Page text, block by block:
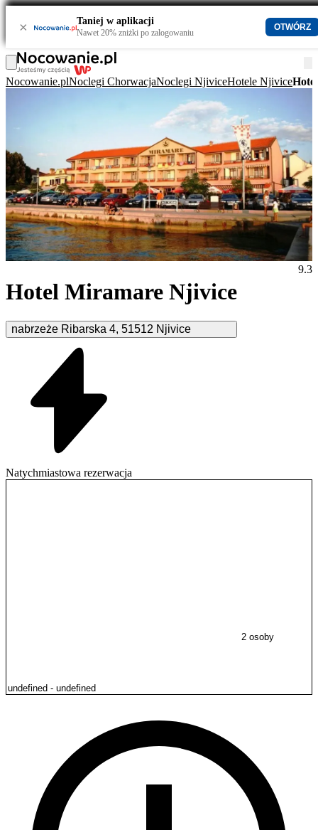
× Taniej w aplikacji
Nawet 20% zniżki po zalogowaniu
OTWÓRZ
Nocowanie.plNoclegi ChorwacjaNoclegi NjiviceHotele Njivice
Hotel Miramare Njivice
nabrzeże Ribarska 4, 51512 Njivice
9.3
Natychmiastowa rezerwacja
2 osoby